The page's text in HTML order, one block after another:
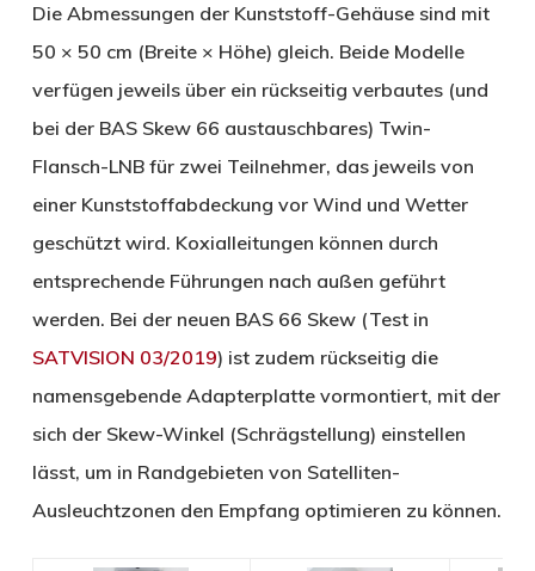
Die Abmessungen der Kunststoff-Gehäuse sind mit
50 × 50 cm (Breite × Höhe) gleich. Beide Modelle
verfügen jeweils über ein rückseitig verbautes (und
bei der BAS Skew 66 austauschbares) Twin-
Flansch-LNB für zwei Teilnehmer, das jeweils von
einer Kunststoffabdeckung vor Wind und Wetter
geschützt wird. Koxialleitungen können durch
entsprechende Führungen nach außen geführt
werden. Bei der neuen BAS 66 Skew (Test in
SATVISION 03/2019) ist zudem rückseitig die
namensgebende Adapterplatte vormontiert, mit der
sich der Skew-Winkel (Schrägstellung) einstellen
lässt, um in Randgebieten von Satelliten-
Ausleuchtzonen den Empfang optimieren zu können.